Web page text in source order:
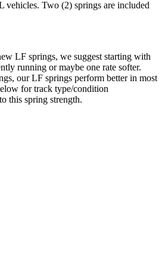
vehicles. Two (2) springs are included
LF springs, we suggest starting with
running or maybe one rate softer.
our LF springs perform better in most
for track type/condition
this spring strength.